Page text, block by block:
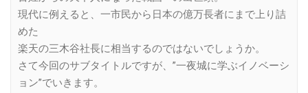
現代に例えると、一市民から日本の億万長者にまで上り詰
めた
楽天の三木谷社長に相当するのではないでしょうか。
さて今回のサブタイトルですが、”一夜城に学ぶイノベーシ
ョン”でいきます。